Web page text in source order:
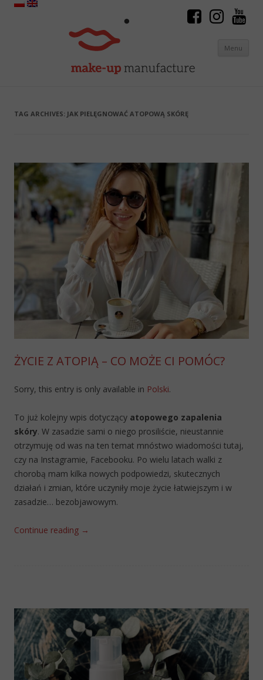
Menu
TAG ARCHIVES: JAK PIELĘGNOWAĆ ATOPOWĄ SKÓRĘ
ŻYCIE Z ATOPIĄ – CO MOŻE CI POMÓC?
Sorry, this entry is only available in Polski.
To już kolejny wpis dotyczący atopowego zapalenia
skóry. W zasadzie sami o niego prosiliście, nieustannie
otrzymuję od was na ten temat mnóstwo wiadomości tutaj,
czy na Instagramie, Facebooku. Po wielu latach walki z
chorobą mam kilka nowych podpowiedzi, skutecznych
działań i zmian, które uczyniły moje życie łatwiejszym i w
zasadzie… bezobjawowym.
Continue reading →